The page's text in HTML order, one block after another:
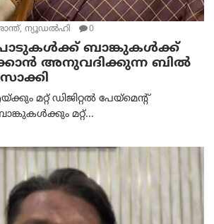
ന്യൂഡല്‍ഹി 0
ബാങ്കുകൾക്ക്
അനുവദിക്കുന്ന ബിൽ
മറ്റ് ഡിജിറ്റൽ പേയ്‌മെന്റ്
മറ്റ്...